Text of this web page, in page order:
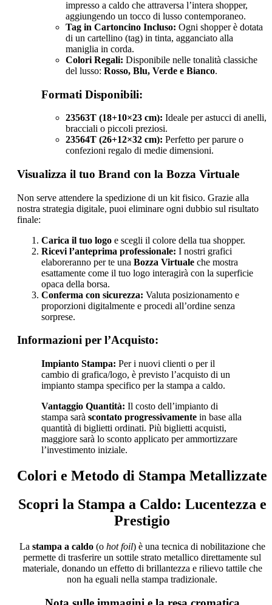
impresso a caldo che attraversa l’intera shopper,
aggiungendo un tocco di lusso contemporaneo.
Tag in Cartoncino Incluso: Ogni shopper è dotata
di un cartellino (tag) in tinta, agganciato alla
maniglia in corda.
Colori Regali: Disponibile nelle tonalità classiche
del lusso: Rosso, Blu, Verde e Bianco.
Formati Disponibili:
23563T (18+10×23 cm): Ideale per astucci di anelli,
bracciali o piccoli preziosi.
23564T (26+12×32 cm): Perfetto per parure o
confezioni regalo di medie dimensioni.
Visualizza il tuo Brand con la Bozza Virtuale
Non serve attendere la spedizione di un kit fisico. Grazie alla
nostra strategia digitale, puoi eliminare ogni dubbio sul risultato
finale:
Carica il tuo logo e scegli il colore della tua shopper.
Ricevi l’anteprima professionale: I nostri grafici
elaboreranno per te una Bozza Virtuale che mostra
esattamente come il tuo logo interagirà con la superficie
opaca della borsa.
Conferma con sicurezza: Valuta posizionamento e
proporzioni digitalmente e procedi all’ordine senza
sorprese.
Informazioni per l’Acquisto:
Impianto Stampa: Per i nuovi clienti o per il
cambio di grafica/logo, è previsto l’acquisto di un
impianto stampa specifico per la stampa a caldo.
Vantaggio Quantità: Il costo dell’impianto di
stampa sarà scontato progressivamente in base alla
quantità di biglietti ordinati. Più biglietti acquisti,
maggiore sarà lo sconto applicato per ammortizzare
l’investimento iniziale.
Colori e Metodo di Stampa Metallizzate
Scopri la Stampa a Caldo: Lucentezza e
Prestigio
La stampa a caldo(o hot foil) è una tecnica di nobilitazione che
permette di trasferire un sottile strato metallico direttamente sul
materiale, donando un effetto di brillantezza e rilievo tattile che
non ha eguali nella stampa tradizionale.